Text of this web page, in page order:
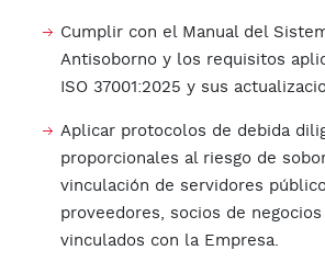
Cumplir con el Manual del
Antisoborno y los requisitos
ISO 37001:2025 y sus
Aplicar protocolos de debida
proporcionales al riesgo de
vinculación de servidores
proveedores, socios de
vinculados con la Empresa.